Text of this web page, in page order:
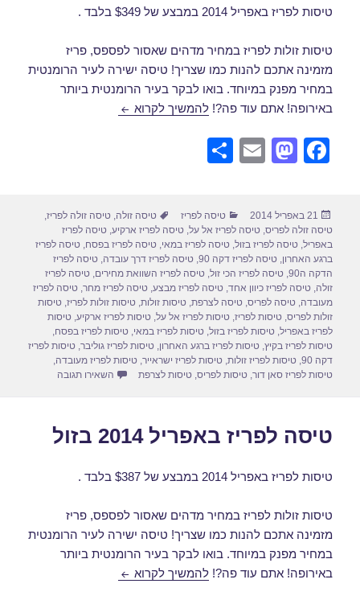
טיסות לפריז באפריל 2014 במבצע של $349 בלבד .
טיסות זולות לפריז במחיר מדהים שאסור לפספס, פריז
מזמינה אתכם להנות כמו שצריך! טיסה ישירה לעיר הרומנטית
במחיר מפנק במיוחד. בואו לבקר בעיר הרומנטית ביותר
באירופה! אתם עוד פה?!להמשיך לקרוא טיסה לפריז באפריל
F
e
b
o
o
k
M
o
d
o
n
E
e
פורסם
בתאריך
21 באפריל 2014 קטגוריות
טיסה לפריז תגיות
טיסה זולה,טיסה זולה לפריז,
טיסה זולה לפריס,טיסה לפריז אל על,טיסה לפריז ארקיע,טיסה לפריז
באפריל,טיסה לפריז בזול,טיסה לפריז במאי,טיסה לפריז בפסח,טיסה לפריז
ברגע האחרון,טיסה לפריז דקה 90 ,טיסה לפריז דרך עובדה,טיסה לפריז
הדקה ה90
,טיסה לפריז הכי זול,טיסה לפריז השוואת מחירים,טיסה לפריז
זולה,טיסה לפריז כיוון אחד,טיסה לפריז מבצע,טיסה לפריז מחר,טיסה לפריז
מעובדה,טיסה לפריס,טיסה לצרפת,טיסות זולות,טיסות זולות לפריז,טיסות
זולות לפריס,טיסות לפריז,טיסות לפריז אל על,טיסות לפריז ארקיע,טיסות
לפריז באפריל,טיסות לפריז בזול,טיסות לפריז במאי,טיסות לפריז בפסח,
טיסות לפריז בקיץ,טיסות לפריז ברגע האחרון,טיסות לפריז גוליבר,טיסות לפריז
דקה 90
,טיסות לפריז זולות,טיסות לפריז ישראייר,טיסות לפריז מעובדה,
טיסות לפריז סאן דור,טיסות לפריס,טיסות לצרפת השאירו תגובה
טיסה לפריז באפריל 2014 בזול
טיסות לפריז באפריל 2014 במבצע של $387 בלבד .
טיסות זולות לפריז במחיר מדהים שאסור לפספס, פריז
מזמינה אתכם להנות כמו שצריך! טיסה ישירה לעיר הרומנטית
במחיר מפנק במיוחד. בואו לבקר בעיר הרומנטית ביותר
באירופה! אתם עוד פה?!להמשיך לקרוא טיסה לפריז באפריל 2014 בזול